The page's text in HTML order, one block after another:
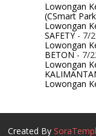
Lowongan
(CSmart
Lowongan
SAFETY- 7/
Lowongan
BETON- 7/
Lowongan
Lowongan
Created By